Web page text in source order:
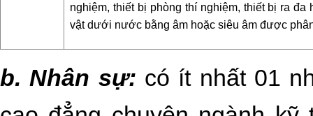
nghiệm, thiết bị phòng thí nghiệm, thiết bị ra đa
vật dưới nước bằng âm hoặc siêu âm được
b. Nhân sự: có ít nhất 01